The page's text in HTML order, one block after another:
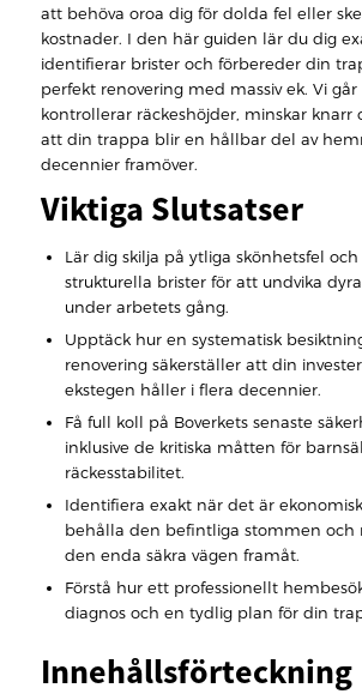
att behöva oroa dig för dolda fel eller
kostnader. I den här guiden lär du dig
identifierar brister och förbereder din
perfekt renovering med massiv ek. Vi
kontrollerar räckeshöjder, minskar knarr
att din trappa blir en hållbar del av
decennier framöver.
Viktiga Slutsatser
Lär dig skilja på ytliga skönhetsfel
strukturella brister för att undvika
under arbetets gång.
Upptäck hur en systematisk
renovering säkerställer att din
ekstegen håller i flera decennier.
Få full koll på Boverkets senaste
inklusive de kritiska måtten för
räckesstabilitet.
Identifiera exakt när det är
behålla den befintliga stommen och
den enda säkra vägen framåt.
Förstå hur ett professionellt
diagnos och en tydlig plan för din
Innehållsförteckning